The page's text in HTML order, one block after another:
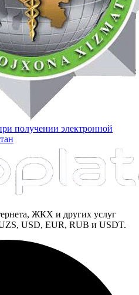
получении электронной
ЖКХ и других услуг
USD, EUR, RUB и USDT.